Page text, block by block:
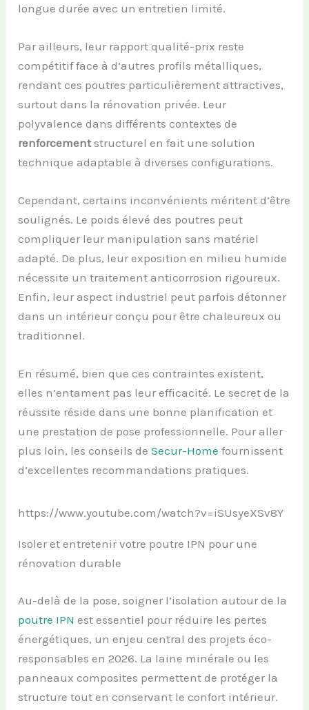
longue durée avec un entretien limité.
Par ailleurs, leur rapport qualité-prix reste
compétitif face à d’autres profils métalliques,
rendant ces poutres particulièrement attractives,
surtout dans la rénovation privée. Leur
polyvalence dans différents contextes de
renforcementstructurel en fait une solution
technique adaptable à diverses configurations.
Cependant, certains inconvénients méritent d’être
soulignés. Le poids élevé des poutres peut
compliquer leur manipulation sans matériel
adapté. De plus, leur exposition en milieu humide
nécessite un traitement anticorrosion rigoureux.
Enfin, leur aspect industriel peut parfois détonner
dans un intérieur conçu pour être chaleureux ou
traditionnel.
En résumé, bien que ces contraintes existent,
elles n’entament pas leur efficacité. Le secret de la
réussite réside dans une bonne planification et
une prestation de pose professionnelle. Pour aller
plus loin, les conseils deSecur-Home fournissent
d’excellentes recommandations pratiques.
https://www.youtube.com/watch?v=iSUsyeXSv8Y
Isoler et entretenir votre poutre IPN pour une
rénovation durable
Au-delà de la pose, soigner l’isolation autour de la
poutre IPN est essentiel pour réduire les pertes
énergétiques, un enjeu central des projets éco-
responsables en 2026. La laine minérale ou les
panneaux composites permettent de protéger la
structure tout en conservant le confort intérieur.